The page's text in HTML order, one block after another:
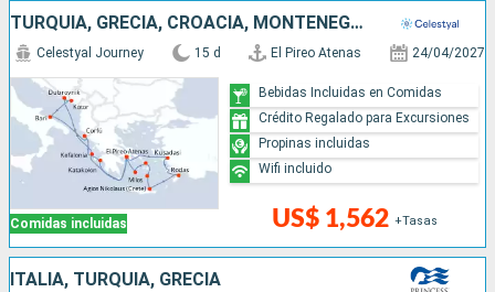
TURQUÍA, GRECIA, CROACIA, MONTENEGRO, ITALIA
Comidas incluidas
Celestyal Journey 15 d El Pireo Atenas 24/04/2027
US$ 1,562 +Tasas
Bebidas Incluidas en Comidas
Crédito Regalado para Excursiones
Propinas incluidas
Wifi incluido
ITALIA, TURQUÍA, GRECIA